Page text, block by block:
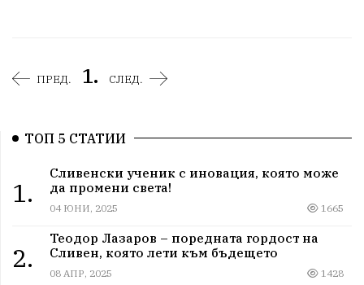
ПРЕД. 1. СЛЕД.
ТОП 5 СТАТИИ
1.
Сливенски ученик с иновация, която може
да промени света!
04 ЮНИ, 2025 1665
2.
Теодор Лазаров – поредната гордост на
Сливен, която лети към бъдещето
08 АПР, 2025 1428